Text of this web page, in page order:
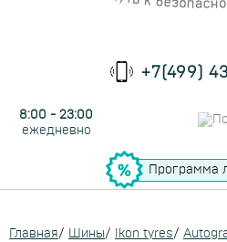
+7(499)
8:00 - 23:00
ежедневно
Программа
Главная/ Шины/ Ikon tyres/